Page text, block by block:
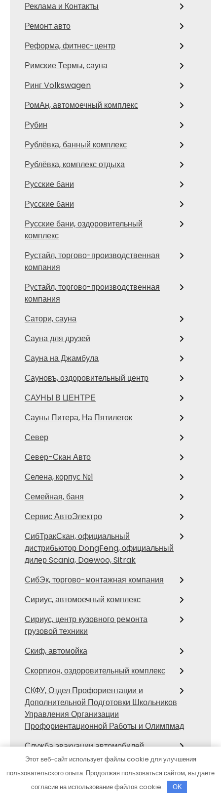
Реклама и Контакты
Ремонт авто
Реформа, фитнес-центр
Римские Термы, сауна
Ринг Volkswagen
РомАн, автомоечный комплекс
Рубин
Рублёвка, банный комплекс
Рублёвка, комплекс отдыха
Русские бани
Русские бани
Русские бани, оздоровительный
комплекс
Рустайл, торгово-производственная
компания
Рустайл, торгово-производственная
компания
Сатори, сауна
Сауна для друзей
Сауна на Джамбула
Сауновъ, оздоровительный центр
САУНЫ В ЦЕНТРЕ
Сауны Питера, На Пятилеток
Север
Север-Скан Авто
Селена, корпус №1
Семейная, баня
Сервис АвтоЭлектро
СибТракСкан, официальный
дистрибьютор DongFeng, официальный
дилер Scania, Daewoo, Sitrak
СибЭк, торгово-монтажная компания
Сириус, автомоечный комплекс
Сириус, центр кузовного ремонта
грузовой техники
Скиф, автомойка
Скорпион, оздоровительный комплекс
СКФУ, Отдел Профориентации и
Дополнительной Подготовки Школьников
Управления Организации
Профориентационной Работы и Олимпмад
Служба эвакуации автомобилей,
Служба эвакуации автомобилей
Солотча, СПА-комплекс
Этот веб-сайт использует файлы cookie для улучшения
пользовательского опыта. Продолжая пользоваться сайтом, вы даете
согласие на использование файлов cookie.
OK